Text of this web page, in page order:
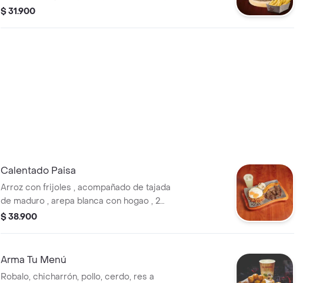
$ 31.900
Calentado Paisa
Arroz con frijoles , acompañado de tajada
de maduro , arepa blanca con hogao , 2
huevos fritos , limonada natural y una
$ 38.900
Arma Tu Menú
Robalo, chicharrón, pollo, cerdo, res a